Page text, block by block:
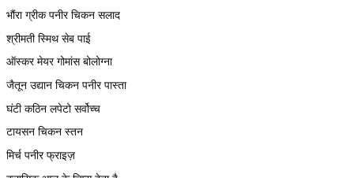
भौंरा ग्रीक पनीर चिकन सलाद
श्रीमती स्मिथ सेब पाई
ऑस्कर मेयर गोमांस बोलोग्ना
जैतून उद्यान चिकन पनीर पास्ता
घंटी कठिन लपेटो सर्वोच्च
टायसन चिकन स्तन
मिर्च पनीर फ्राइज़